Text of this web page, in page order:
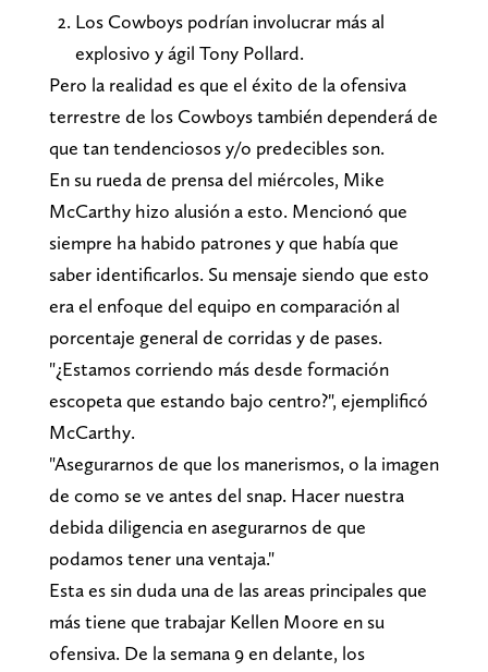
Los Cowboys podrían involucrar más al
explosivo y ágil Tony Pollard.
Pero la realidad es que el éxito de la ofensiva
terrestre de los Cowboys también dependerá de
que tan tendenciosos y/o predecibles son.
En su rueda de prensa del miércoles, Mike
McCarthy hizo alusión a esto. Mencionó que
siempre ha habido patrones y que había que
saber identificarlos. Su mensaje siendo que esto
era el enfoque del equipo en comparación al
porcentaje general de corridas y de pases.
"¿Estamos corriendo más desde formación
escopeta que estando bajo centro?", ejemplificó
McCarthy.
"Asegurarnos de que los manerismos, o la imagen
de como se ve antes del snap. Hacer nuestra
debida diligencia en asegurarnos de que
podamos tener una ventaja."
Esta es sin duda una de las areas principales que
más tiene que trabajar Kellen Moore en su
ofensiva. De la semana 9 en delante, los